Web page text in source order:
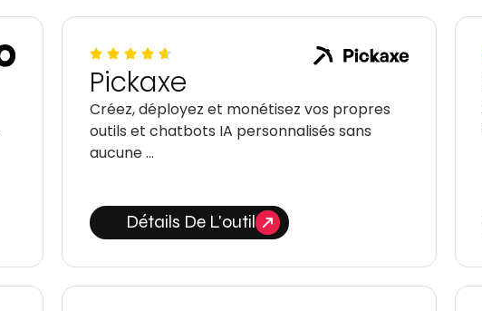
Pickaxe
Créez, déployez et monétisez vos propres
outils et chatbots IA personnalisés sans
aucune …
Détails De L'outil